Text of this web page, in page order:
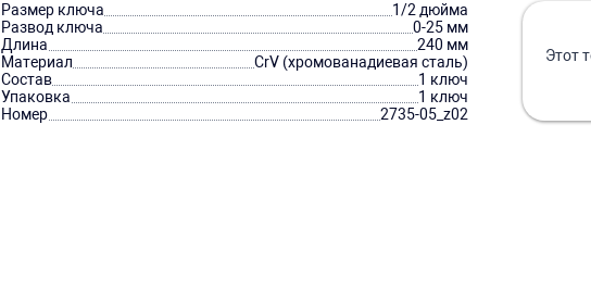
Размер ключа
1/2 дюйма
Развод ключа
0-25 мм
Длина
240 мм
Материал
CrV (хромованадиевая сталь)
Состав
1 ключ
Упаковка
1 ключ
Номер
2735-05_z02
Этот